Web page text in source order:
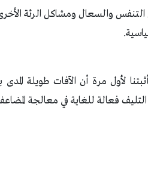
والسعال ومشاكل الرئة
.
لأول مرة أن الآفات طويلة
فعالة للغاية في معالجة